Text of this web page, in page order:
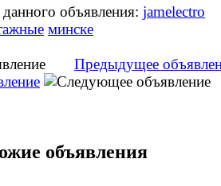
объявления: jamelectro
минске
Предыдущее
объявления